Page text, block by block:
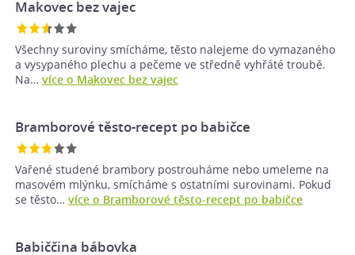
Makovec bez vajec
Všechny suroviny smícháme, těsto nalejeme do vymazaného
a vysypaného plechu a pečeme ve středně vyhřáté troubě.
Na… více o Makovec bez vajec
Bramborové těsto-recept po babičce
Vařené studené brambory postrouháme nebo umeleme na
masovém mlýnku, smícháme s ostatními surovinami. Pokud
se těsto… více o Bramborové těsto-recept po babičce
Babiččina bábovka